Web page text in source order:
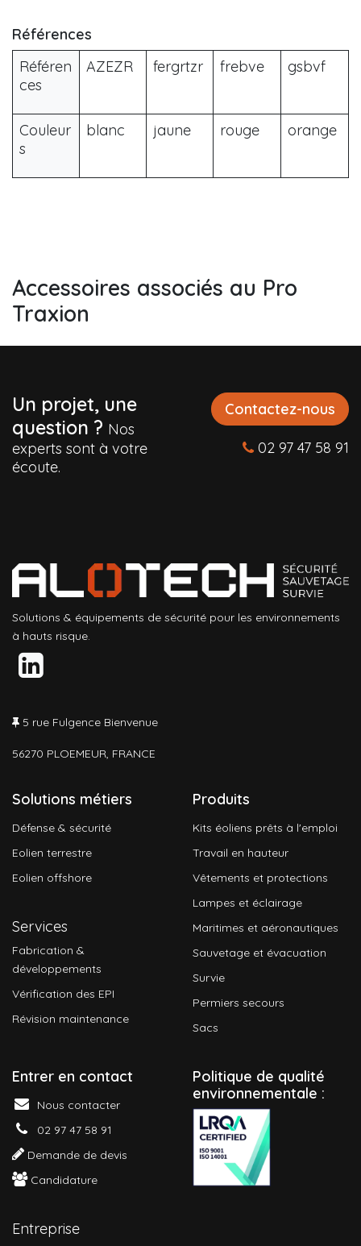
Références
Référen
ces
AZEZR fergrtzr frebve gsbvf
Couleur
s
blanc jaune rouge orange
Accessoires associés au Pro
Traxion
Un projet, une
question ? Nos
experts sont à votre
écoute.
Contactez-nous
02 97 47 58 91
Solutions & équipements de sécurité pour les environnements
à hauts risque.
5 rue Fulgence Bienvenue
56270 PLOEMEUR, FRANCE
Solutions métiers
Défense & sécurité
Eolien terrestre
Eolien offshore
Services
Fabrication &
développements
Vérification des EPI
Révision maintenance
Produits
Kits éoliens prêts à l'emploi
Travail en hauteur
Vêtements et protections
Lampes et éclairage
Maritimes et aéronautiques
Sauvetage et évacuation
Survie
Permiers secours
Sacs
Entrer en contact
Nous contacter
02 97 47 58 91
Demande de devis
Candidature
Entreprise
Politique de qualité
environnementale :